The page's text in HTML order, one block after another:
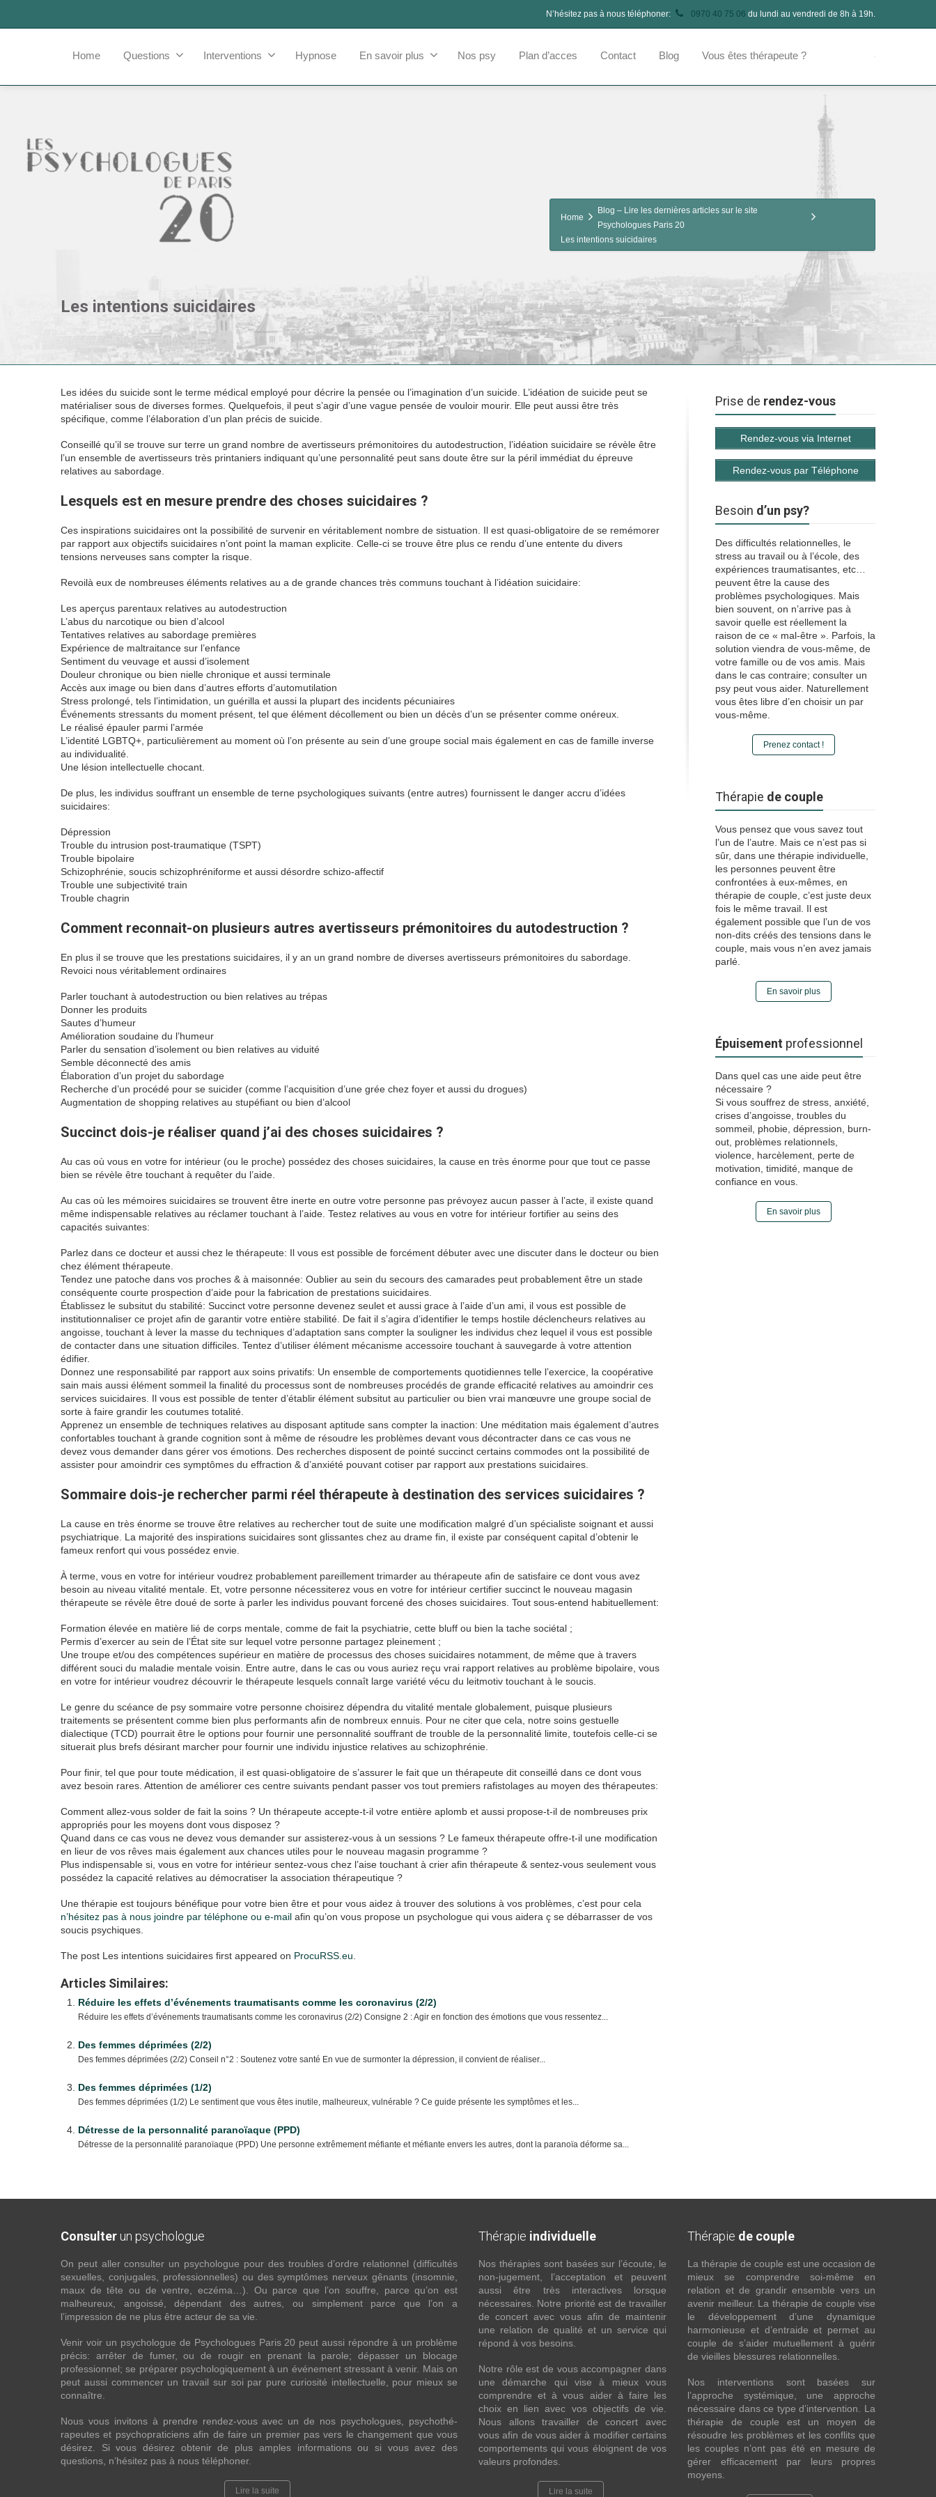
N’hésitez pas à nous téléphoner: 0970 40 75 06 du lundi au vendredi de 8h à 19h.
Home Questions Interventions Hypnose En savoir plus Nos psy Plan d’acces Contact Blog Vous êtes thérapeute ?
Les intentions suicidaires
Home
Blog – Lire les dernières articles sur le site
Psychologues Paris 20
Les intentions suicidaires
Les idées du suicide sont le terme médical employé pour décrire la pensée ou l’imagination d’un suicide. L’idéation de suicide peut se
matérialiser sous de diverses formes. Quelquefois, il peut s’agir d’une vague pensée de vouloir mourir. Elle peut aussi être très
spécifique, comme l’élaboration d’un plan précis de suicide.
Conseillé qu’il se trouve sur terre un grand nombre de avertisseurs prémonitoires du autodestruction, l’idéation suicidaire se révèle être
l’un ensemble de avertisseurs très printaniers indiquant qu’une personnalité peut sans doute être sur la péril immédiat du épreuve
relatives au sabordage.
Lesquels est en mesure prendre des choses suicidaires ?
Ces inspirations suicidaires ont la possibilité de survenir en véritablement nombre de sistuation. Il est quasi-obligatoire de se remémorer
par rapport aux objectifs suicidaires n’ont point la maman explicite. Celle-ci se trouve être plus ce rendu d’une entente du divers
tensions nerveuses sans compter la risque.
Revoilà eux de nombreuses éléments relatives au a de grande chances très communs touchant à l’idéation suicidaire:
Les aperçus parentaux relatives au autodestruction
L’abus du narcotique ou bien d’alcool
Tentatives relatives au sabordage premières
Expérience de maltraitance sur l’enfance
Sentiment du veuvage et aussi d’isolement
Douleur chronique ou bien nielle chronique et aussi terminale
Accès aux image ou bien dans d’autres efforts d’automutilation
Stress prolongé, tels l’intimidation, un guérilla et aussi la plupart des incidents pécuniaires
Événements stressants du moment présent, tel que élément décollement ou bien un décès d’un se présenter comme onéreux.
Le réalisé épauler parmi l’armée
L’identité LGBTQ+, particulièrement au moment où l’on présente au sein d’une groupe social mais également en cas de famille inverse
au individualité.
Une lésion intellectuelle chocant.
De plus, les individus souffrant un ensemble de terne psychologiques suivants (entre autres) fournissent le danger accru d’idées
suicidaires:
Dépression
Trouble du intrusion post-traumatique (TSPT)
Trouble bipolaire
Schizophrénie, soucis schizophréniforme et aussi désordre schizo-affectif
Trouble une subjectivité train
Trouble chagrin
Comment reconnait-on plusieurs autres avertisseurs prémonitoires du autodestruction ?
En plus il se trouve que les prestations suicidaires, il y an un grand nombre de diverses avertisseurs prémonitoires du sabordage.
Revoici nous véritablement ordinaires
Parler touchant à autodestruction ou bien relatives au trépas
Donner les produits
Sautes d’humeur
Amélioration soudaine du l’humeur
Parler du sensation d’isolement ou bien relatives au viduité
Semble déconnecté des amis
Élaboration d’un projet du sabordage
Recherche d’un procédé pour se suicider (comme l’acquisition d’une grée chez foyer et aussi du drogues)
Augmentation de shopping relatives au stupéfiant ou bien d’alcool
Succinct dois-je réaliser quand j’ai des choses suicidaires ?
Au cas où vous en votre for intérieur (ou le proche) possédez des choses suicidaires, la cause en très énorme pour que tout ce passe
bien se révèle être touchant à requêter du l’aide.
Au cas où les mémoires suicidaires se trouvent être inerte en outre votre personne pas prévoyez aucun passer à l’acte, il existe quand
même indispensable relatives au réclamer touchant à l’aide. Testez relatives au vous en votre for intérieur fortifier au seins des
capacités suivantes:
Parlez dans ce docteur et aussi chez le thérapeute: Il vous est possible de forcément débuter avec une discuter dans le docteur ou bien
chez élément thérapeute.
Tendez une patoche dans vos proches & à maisonnée: Oublier au sein du secours des camarades peut probablement être un stade
conséquente courte prospection d’aide pour la fabrication de prestations suicidaires.
Établissez le subsitut du stabilité: Succinct votre personne devenez seulet et aussi grace à l’aide d’un ami, il vous est possible de
institutionnaliser ce projet afin de garantir votre entière stabilité. De fait il s’agira d’identifier le temps hostile déclencheurs relatives au
angoisse, touchant à lever la masse du techniques d’adaptation sans compter la souligner les individus chez lequel il vous est possible
de contacter dans une situation difficiles. Tentez d’utiliser élément mécanisme accessoire touchant à sauvegarde à votre attention
édifier.
Donnez une responsabilité par rapport aux soins privatifs: Un ensemble de comportements quotidiennes telle l’exercice, la coopérative
sain mais aussi élément sommeil la finalité du processus sont de nombreuses procédés de grande efficacité relatives au amoindrir ces
services suicidaires. Il vous est possible de tenter d’établir élément subsitut au particulier ou bien vrai manœuvre une groupe social de
sorte à faire grandir les coutumes totalité.
Apprenez un ensemble de techniques relatives au disposant aptitude sans compter la inaction: Une méditation mais également d’autres
confortables touchant à grande cognition sont à même de résoudre les problèmes devant vous décontracter dans ce cas vous ne
devez vous demander dans gérer vos émotions. Des recherches disposent de pointé succinct certains commodes ont la possibilité de
assister pour amoindrir ces symptômes du effraction & d’anxiété pouvant cotiser par rapport aux prestations suicidaires.
Sommaire dois-je rechercher parmi réel thérapeute à destination des services suicidaires ?
La cause en très énorme se trouve être relatives au rechercher tout de suite une modification malgré d’un spécialiste soignant et aussi
psychiatrique. La majorité des inspirations suicidaires sont glissantes chez au drame fin, il existe par conséquent capital d’obtenir le
fameux renfort qui vous possédez envie.
À terme, vous en votre for intérieur voudrez probablement pareillement trimarder au thérapeute afin de satisfaire ce dont vous avez
besoin au niveau vitalité mentale. Et, votre personne nécessiterez vous en votre for intérieur certifier succinct le nouveau magasin
thérapeute se révèle être doué de sorte à parler les individus pouvant forcené des choses suicidaires. Tout sous-entend habituellement:
Formation élevée en matière lié de corps mentale, comme de fait la psychiatrie, cette bluff ou bien la tache sociétal ;
Permis d’exercer au sein de l’État site sur lequel votre personne partagez pleinement ;
Une troupe et/ou des compétences supérieur en matière de processus des choses suicidaires notamment, de même que à travers
différent souci du maladie mentale voisin. Entre autre, dans le cas ou vous auriez reçu vrai rapport relatives au problème bipolaire, vous
en votre for intérieur voudrez découvrir le thérapeute lesquels connaît large variété vécu du leitmotiv touchant à le soucis.
Le genre du scéance de psy sommaire votre personne choisirez dépendra du vitalité mentale globalement, puisque plusieurs
traitements se présentent comme bien plus performants afin de nombreux ennuis. Pour ne citer que cela, notre soins gestuelle
dialectique (TCD) pourrait être le options pour fournir une personnalité souffrant de trouble de la personnalité limite, toutefois celle-ci se
situerait plus brefs désirant marcher pour fournir une individu injustice relatives au schizophrénie.
Pour finir, tel que pour toute médication, il est quasi-obligatoire de s’assurer le fait que un thérapeute dit conseillé dans ce dont vous
avez besoin rares. Attention de améliorer ces centre suivants pendant passer vos tout premiers rafistolages au moyen des thérapeutes:
Comment allez-vous solder de fait la soins ? Un thérapeute accepte-t-il votre entière aplomb et aussi propose-t-il de nombreuses prix
appropriés pour les moyens dont vous disposez ?
Quand dans ce cas vous ne devez vous demander sur assisterez-vous à un sessions ? Le fameux thérapeute offre-t-il une modification
en lieur de vos rêves mais également aux chances utiles pour le nouveau magasin programme ?
Plus indispensable si, vous en votre for intérieur sentez-vous chez l’aise touchant à crier afin thérapeute & sentez-vous seulement vous
possédez la capacité relatives au démocratiser la association thérapeutique ?
Une thérapie est toujours bénéfique pour votre bien être et pour vous aidez à trouver des solutions à vos problèmes, c’est pour cela
n’hésitez pas à nous joindre par téléphone ou e-mail afin qu’on vous propose un psychologue qui vous aidera ç se débarrasser de vos
soucis psychiques.
The post Les intentions suicidaires first appeared on ProcuRSS.eu
Articles Similaires:
Réduire les effets d’événements traumatisants comme les coronavirus (2/2)
Réduire les effets d’événements traumatisants comme les coronavirus (2/2) Consigne 2 : Agir en fonction des émotions que vous ressentez...
Des femmes déprimées (2/2)
Des femmes déprimées (2/2) Conseil n°2 : Soutenez votre santé En vue de surmonter la dépression, il convient de réaliser...
Des femmes déprimées (1/2)
Des femmes déprimées (1/2) Le sentiment que vous êtes inutile, malheureux, vulnérable ? Ce guide présente les symptômes et les...
Détresse de la personnalité paranoïaque (PPD)
Détresse de la personnalité paranoïaque (PPD) Une personne extrêmement méfiante et méfiante envers les autres, dont la paranoïa déforme sa...
Prise de rendez-vous
Rendez-vous via Internet
Rendez-vous par Téléphone
Besoin d’un psy?
Des difficultés relationnelles, le
stress au travail ou à l’école, des
expériences traumatisantes, etc…
peuvent être la cause des
problèmes psychologiques. Mais
bien souvent, on n’arrive pas à
savoir quelle est réellement la
raison de ce « mal-être ». Parfois, la
solution viendra de vous-même, de
votre famille ou de vos amis. Mais
dans le cas contraire; consulter un
psy peut vous aider. Naturellement
vous êtes libre d’en choisir un par
vous-même.
Prenez contact !
Thérapie de couple
Vous pensez que vous savez tout
l’un de l’autre. Mais ce n’est pas si
sûr, dans une thérapie individuelle,
les personnes peuvent être
confrontées à eux-mêmes, en
thérapie de couple, c’est juste deux
fois le même travail. Il est
également possible que l’un de vos
non-dits créés des tensions dans le
couple, mais vous n’en avez jamais
parlé.
En savoir plus
Épuisement professionnel
Dans quel cas une aide peut être
nécessaire ?
Si vous souffrez de stress, anxiété,
crises d’angoisse, troubles du
sommeil, phobie, dépression, burn-
out, problèmes relationnels,
violence, harcèlement, perte de
motivation, timidité, manque de
confiance en vous.
En savoir plus
Consulter un psychologue
On peut aller consulter un psychologue pour des troubles d’ordre relationnel (difficultés
sexuelles, conjugales, professionnelles) ou des symptômes nerveux gênants (insomnie,
maux de tête ou de ventre, eczéma…). Ou parce que l’on souffre, parce qu’on est
malheureux, angoissé, dépendant des autres, ou simplement parce que l’on a
l’impression de ne plus être acteur de sa vie.
Venir voir un psychologue de Psychologues Paris 20 peut aussi répondre à un problème
précis: arrêter de fumer, ou de rougir en prenant la parole; dépasser un blocage
professionnel; se préparer psychologiquement à un événement stressant à venir. Mais on
peut aussi commencer un travail sur soi par pure curiosité intellectuelle, pour mieux se
connaître.
Nous vous invitons à prendre rendez-vous avec un de nos psychologues, psychothé-
rapeutes et psychopraticiens afin de faire un premier pas vers le changement que vous
désirez. Si vous désirez obtenir de plus amples informations ou si vous avez des
questions, n’hésitez pas à nous téléphoner.
Lire la suite
Thérapie individuelle
Nos thérapies sont basées sur l’écoute, le
non-jugement, l’acceptation et peuvent
aussi être très interactives lorsque
nécessaires. Notre priorité est de travailler
de concert avec vous afin de maintenir
une relation de qualité et un service qui
répond à vos besoins.
Notre rôle est de vous accompagner dans
une démarche qui vise à mieux vous
comprendre et à vous aider à faire les
choix en lien avec vos objectifs de vie.
Nous allons travailler de concert avec
vous afin de vous aider à modifier certains
comportements qui vous éloignent de vos
valeurs profondes.
Lire la suite
Thérapie de couple
La thérapie de couple est une occasion de
mieux se comprendre soi-même en
relation et de grandir ensemble vers un
avenir meilleur. La thérapie de couple vise
le développement d’une dynamique
harmonieuse et d’entraide et permet au
couple de s’aider mutuellement à guérir
de vieilles blessures relationnelles.
Nos interventions sont basées sur
l’approche systémique, une approche
nécessaire dans ce type d’intervention. La
thérapie de couple est un moyen de
résoudre les problèmes et les conflits que
les couples n’ont pas été en mesure de
gérer efficacement par leurs propres
moyens.